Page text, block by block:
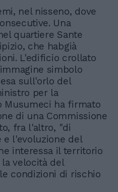
nel nisseno, dove
Una
quartiere Sante
che habgià
L'edificio crollato
simbolo
sull'orlo del
per la
Musumeci ha firmato
di una Commissione
fra l'altro, "di
l'evoluzione del
interessa il territorio
velocità del
condizioni di rischio